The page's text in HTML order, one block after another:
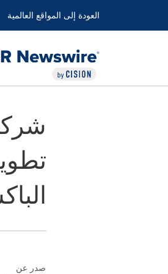
العودة إلى المواقع العالمية
صدر عن